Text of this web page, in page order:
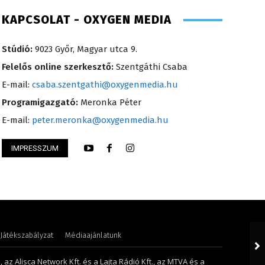
– sales manager – 2015
KAPCSOLAT - OXYGEN MEDIA
Stúdió: 9023 Győr, Magyar utca 9.
Felelős online szerkesztő: Szentgáthi Csaba
E-mail: csaba.szentgathi@oxygenmedia.hu
Programigazgató: Meronka Péter
E-mail: peter.meronka@oxygenmedia.hu
IMPRESSZUM
Játékszabályzat Médiaajánlatunk
Alisca Network Kft. és a Lajta Rádió Kft., az MTVA és a